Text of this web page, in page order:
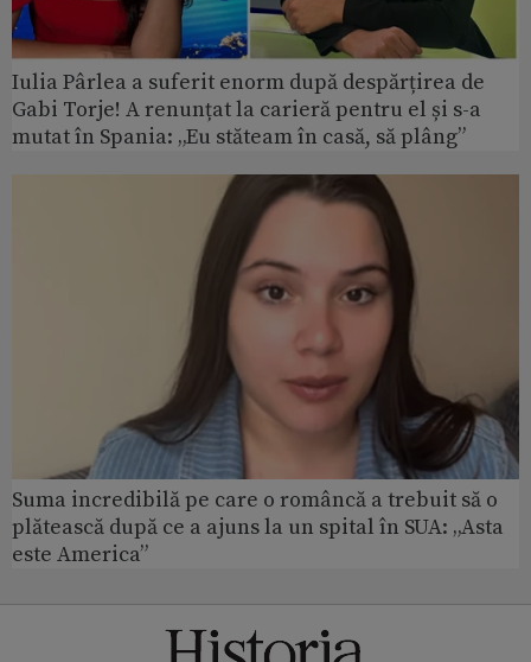
Iulia Pârlea a suferit enorm după despărțirea de
Gabi Torje! A renunțat la carieră pentru el și s-a
mutat în Spania: „Eu stăteam în casă, să plâng”
Suma incredibilă pe care o româncă a trebuit să o
plătească după ce a ajuns la un spital în SUA: „Asta
este America”